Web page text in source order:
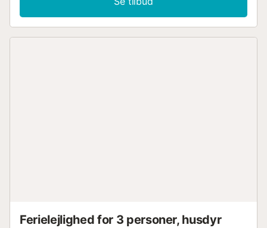
strand-/poolhåndklæder. Denne bolig tilbyder ikke:
aircondition. Denne feriebolig har en privat åben terrasse til
Ferielejlighed for 3 personer, husdyr